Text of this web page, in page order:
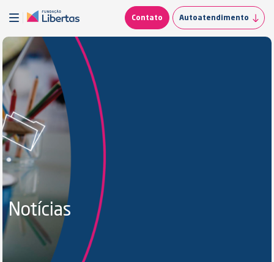
Contato Autoatendimento
Notícias